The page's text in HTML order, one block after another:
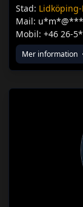
Stad:
Mail:
Mobil: +46 26-
Mer information